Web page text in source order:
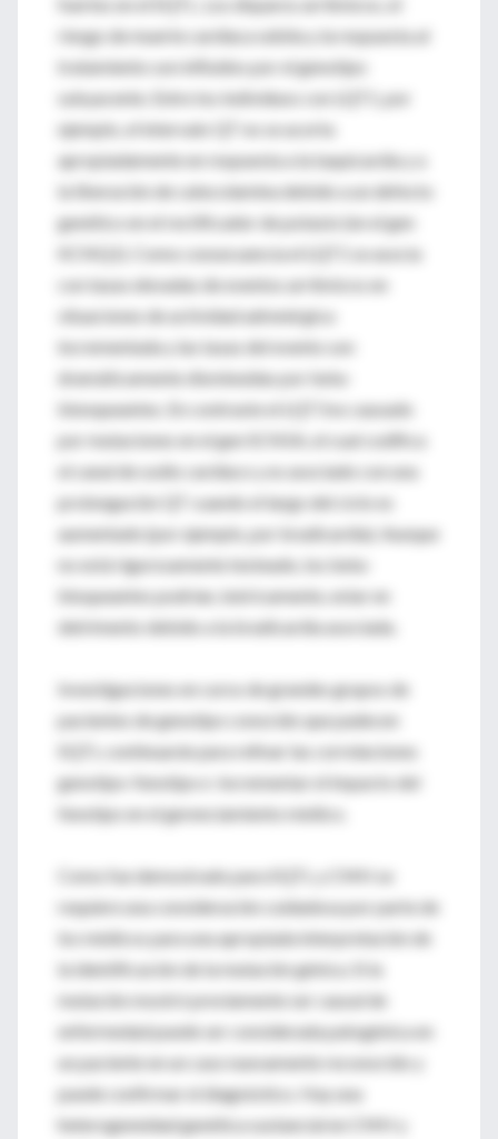
riesgo de muerte cardíaca súbita y la respuesta al
tratamiento son influídos por el genotipo
subyacente. Entre los individuos con LQT1, por
ejemplo, el intervalo QT no se acorta
apropiadamente en respuesta a la taquicardia y a
la liberación de catecolamina debido a un defecto
genético en el rectificador de potasio (en el gen
KCNQ1). Como consecuencia el LQT1 se asocia
con tasas elevadas de eventos arrítmicos en
situaciones de actividad adrenérgica
incrementada y las tasas del evento son
dramáticamente disminuidas por beta-
blonqueantes. En contraste el LQT3 es causado
por mutaciones en el gen SCN5A, el cual codifica
el canal de sodio cardíaco y es asociado con una
prolongación QT cuando el largo del ciclo es
aumentado (por ejemplo, por bradicardia). Aunque
no está rigurosamente testeado, los beta-
bloqueantes podrían, teóricamente, estar en
detrimento debido a la bradicardia asociada.
Investigaciones en curso de grandes grupos de
pacientes de genotipo conocido que padecen
SQTL continuarán para refinar las correlaciones
genotipo-fenotipo e incrementar el impacto del
fenotipo en el gerenciamiento médico.
Como fue demostrado para SQTL y CMH se
requiere una consideración cuidadosa por parte de
los médicos para una apropiada interpretación de
la identificación de la mutación génica. Si la
mutación mostró previamente ser causal de
enfermedad puede ser considerada patogénica en
un paciente en un caso nuevamente reconocido y
puede confirmar el diagnóstico. Hay una
heterogeneidad genética sustancial en CMH y